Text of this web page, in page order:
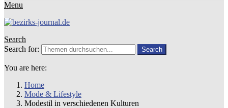
Menu
Search
Search for:
Search
You are here:
Home
Mode & Lifestyle
Modestil in verschiedenen Kulturen